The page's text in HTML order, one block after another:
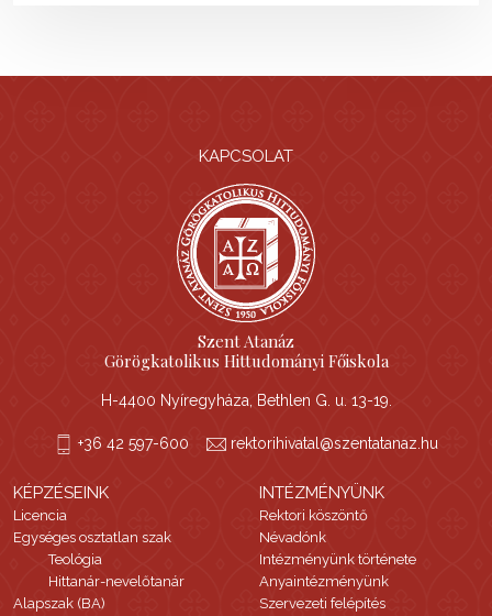
KAPCSOLAT
Szent Atanáz
Görögkatolikus Hittudományi Főiskola
H-4400 Nyíregyháza, Bethlen G. u. 13-19.
+36 42 597-600 rektorihivatal@szentatanaz.hu
KÉPZÉSEINK
Licencia
Egységes osztatlan szak
Teológia
Hittanár-nevelőtanár
Alapszak (BA)
INTÉZMÉNYÜNK
Rektori köszöntő
Névadónk
Intézményünk története
Anyaintézményünk
Szervezeti felépítés